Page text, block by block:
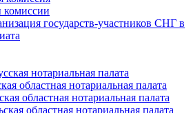
государств-участников СНГ в
нотариальная палата
областная нотариальная палата
областная нотариальная палата
областная нотариальная палата